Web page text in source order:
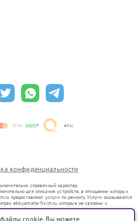
конфиденциальности
справочный характер.
для описания устройств, в отношении которых
предоставляют услуги по ремонту. Услуги оказываются
ekb.yamaha-fixim.ru, которые не связаны с
или их официальными представителями.
уже введенных в гражданский оборот в соответствии
файлы cookie. Вы можете